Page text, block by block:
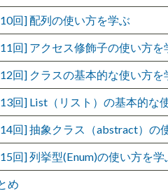
回] 配列の使い方を学ぶ
回] アクセス修飾子の使い方を
回] クラスの基本的な使い方を
回] List（リスト）の基本的な
回] 抽象クラス（abstract）の
回] 列挙型(Enum)の使い方を学
め